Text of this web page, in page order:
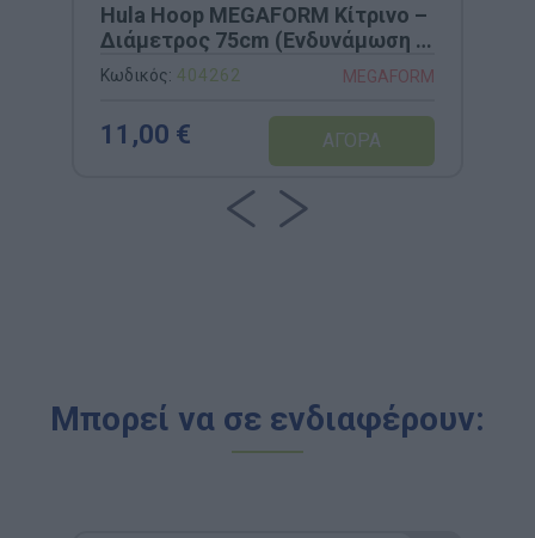
Hula Hoop MEGAFORM Κίτρινο –
Διάμετρος 75cm (Ενδυνάμωση &
Κινητικότητα)
Κωδικός: 404262 MEGAFORM
11,00 €
Μπορεί να σε ενδιαφέρουν: